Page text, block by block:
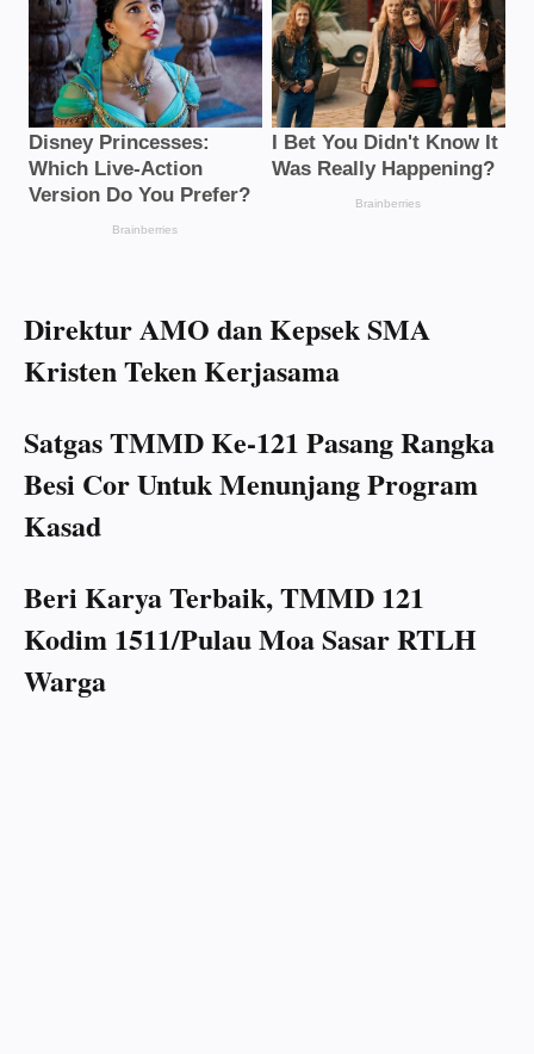
Direktur AMO dan Kepsek SMA
Kristen Teken Kerjasama
Satgas TMMD Ke-121 Pasang Rangka
Besi Cor Untuk Menunjang Program
Kasad
Beri Karya Terbaik, TMMD 121
Kodim 1511/Pulau Moa Sasar RTLH
Warga